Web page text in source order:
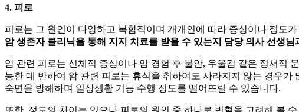
4. 피로
피로는 그 원인이 다양하고 복합적이며 개개인에 따라 증상이나 정도
암 생존자 클리닉을 통해 지지 치료를 받을 수 있는지 담당 의사 선생
암 관련 피로는 신체적 증상이나 암 경험 후 불안, 우울감 같은 정서적
능한 데 반하여 암 관련 피로는 휴식을 취하여도 사라지지 않는 경우
숙면을 방해하며 일상생활 기능 수행 정도를 떨어뜨릴 수 있습니다.
또한, 정도의 차이는 있으나 피로의 원인 중 하나로 빈혈을 고려해 볼